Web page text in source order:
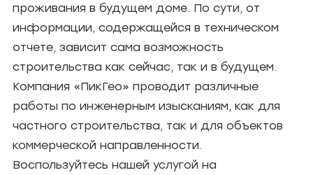
проживания в будущем доме. По сути, от
информации, содержащейся в техническом
отчете, зависит сама возможность
строительства как сейчас, так и в будущем.
Компания «ПикГео» проводит различные
работы по инженерным изысканиям, как для
частного строительства, так и для объектов
коммерческой направленности.
Воспользуйтесь нашей услугой на